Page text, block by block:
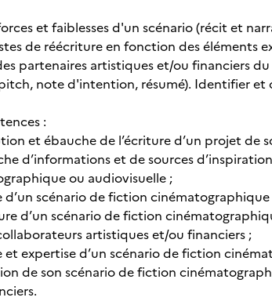
et faiblesses d'un scénario (récit et
de réécriture en fonction des éléments
partenaires artistiques et/ou financiers
note d'intention, résumé). Identifier et
:
et ébauche de l’écriture d’un projet
d’informations et de sources
ou audiovisuelle ;
d’un scénario de fiction
d’un scénario de fiction
artistiques et/ou financiers ;
et expertise d’un scénario de fiction
de son scénario de fiction